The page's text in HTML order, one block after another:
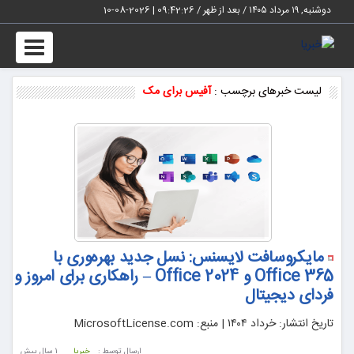
دوشنبه, ۱۹ مرداد ۱۴۰۵ / بعد از ظهر / 09:42:27
|
2026-08-10
Toggle
لیست خبرهای برچسب :آفیس برای مک
مایکروسافت لایسنس: نسل جدید بهره‌وری با
Office 365 و Office 2024 – راهکاری برای امروز و
فردای دیجیتال
تاریخ انتشار: خرداد ۱۴۰۴ | منبع: MicrosoftLicense.com
1 سال پيش ارسال توسط : خبریا